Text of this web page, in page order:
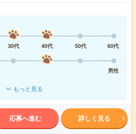
30代 40代 50代
60代
男性
もっと見る
応募へ進む 詳しく見る